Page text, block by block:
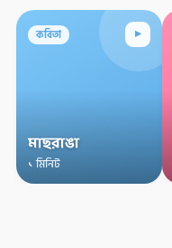
কবিতা ▸
মাছরাঙা
১ মিনিট